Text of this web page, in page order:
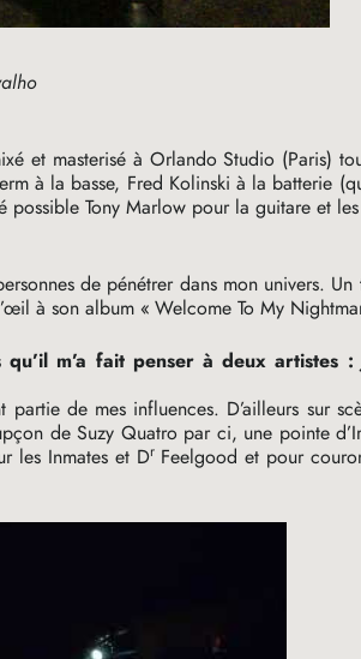
et masterisé à Orlando Studio (Paris)
à la basse, Fred Kolinski à la batterie
possible Tony Marlow pour la guitare et
de pénétrer dans mon univers.
à son album « Welcome To My
m’a fait penser à deux artistes :
de mes influences. D’ailleurs sur
de Suzy Quatro par ci, une pointe
les Inmates et DrFeelgood et pour